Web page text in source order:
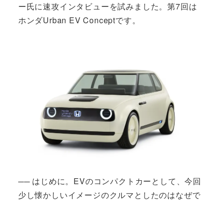
ー氏に速攻インタビューを試みました。第7回は
ホンダUrban EV Conceptです。
── はじめに。EVのコンパクトカーとして、今回
少し懐かしいイメージのクルマとしたのはなぜで